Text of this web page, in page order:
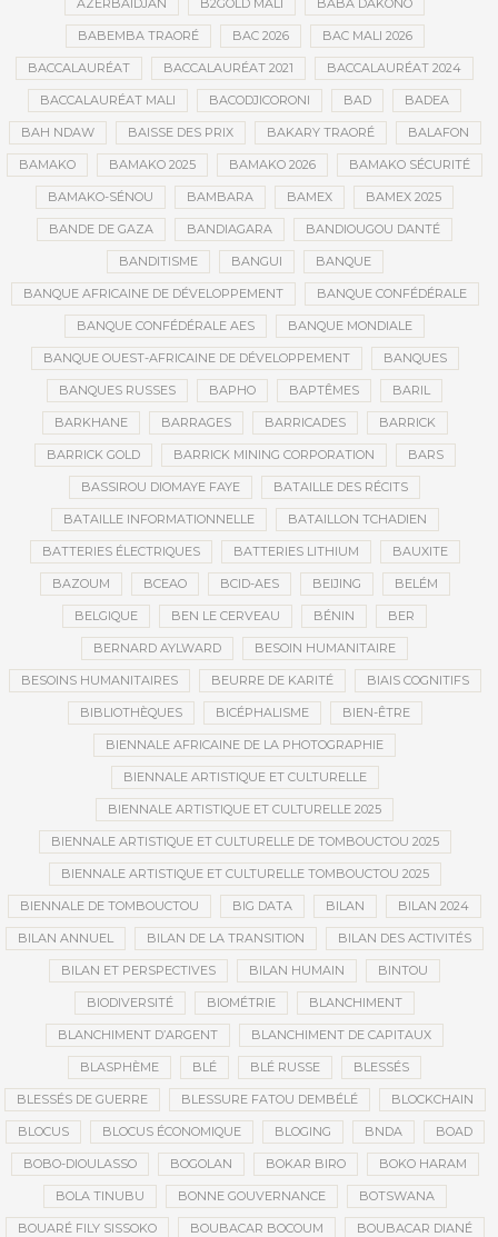
AZERBAÏDJAN B2GOLD MALI BABA DAKONO
BABEMBA TRAORÉ BAC 2026 BAC MALI 2026
BACCALAURÉAT BACCALAURÉAT 2021 BACCALAURÉAT 2024
BACCALAURÉAT MALI BACODJICORONI BAD BADEA
BAH NDAW BAISSE DES PRIX BAKARY TRAORÉ BALAFON
BAMAKO BAMAKO 2025 BAMAKO 2026 BAMAKO SÉCURITÉ
BAMAKO-SÉNOU BAMBARA BAMEX BAMEX 2025
BANDE DE GAZA BANDIAGARA BANDIOUGOU DANTÉ
BANDITISME BANGUI BANQUE
BANQUE AFRICAINE DE DÉVELOPPEMENT BANQUE CONFÉDÉRALE
BANQUE CONFÉDÉRALE AES BANQUE MONDIALE
BANQUE OUEST-AFRICAINE DE DÉVELOPPEMENT BANQUES
BANQUES RUSSES BAPHO BAPTÊMES BARIL
BARKHANE BARRAGES BARRICADES BARRICK
BARRICK GOLD BARRICK MINING CORPORATION BARS
BASSIROU DIOMAYE FAYE BATAILLE DES RÉCITS
BATAILLE INFORMATIONNELLE BATAILLON TCHADIEN
BATTERIES ÉLECTRIQUES BATTERIES LITHIUM BAUXITE
BAZOUM BCEAO BCID-AES BEIJING BELÉM
BELGIQUE BEN LE CERVEAU BÉNIN BER
BERNARD AYLWARD BESOIN HUMANITAIRE
BESOINS HUMANITAIRES BEURRE DE KARITÉ BIAIS COGNITIFS
BIBLIOTHÈQUES BICÉPHALISME BIEN-ÊTRE
BIENNALE AFRICAINE DE LA PHOTOGRAPHIE
BIENNALE ARTISTIQUE ET CULTURELLE
BIENNALE ARTISTIQUE ET CULTURELLE 2025
BIENNALE ARTISTIQUE ET CULTURELLE DE TOMBOUCTOU 2025
BIENNALE ARTISTIQUE ET CULTURELLE TOMBOUCTOU 2025
BIENNALE DE TOMBOUCTOU BIG DATA BILAN BILAN 2024
BILAN ANNUEL BILAN DE LA TRANSITION BILAN DES ACTIVITÉS
BILAN ET PERSPECTIVES BILAN HUMAIN BINTOU
BIODIVERSITÉ BIOMÉTRIE BLANCHIMENT
BLANCHIMENT D’ARGENT BLANCHIMENT DE CAPITAUX
BLASPHÈME BLÉ BLÉ RUSSE BLESSÉS
BLESSÉS DE GUERRE BLESSURE FATOU DEMBÉLÉ BLOCKCHAIN
BLOCUS BLOCUS ÉCONOMIQUE BLOGING BNDA BOAD
BOBO-DIOULASSO BOGOLAN BOKAR BIRO BOKO HARAM
BOLA TINUBU BONNE GOUVERNANCE BOTSWANA
BOUARÉ FILY SISSOKO BOUBACAR BOCOUM BOUBACAR DIANÉ